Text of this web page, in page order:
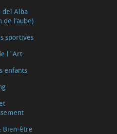
del Alba
de l’aube)
sportives
l´Art
enfants
Bien-être